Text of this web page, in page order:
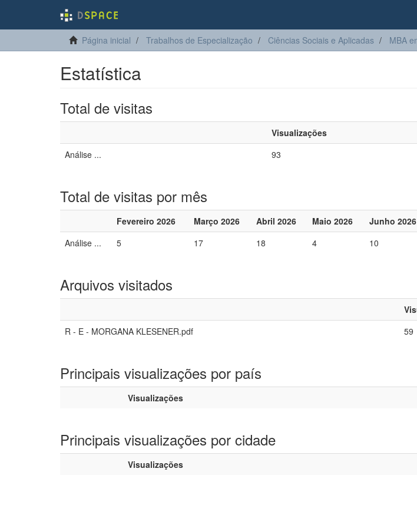
Página inicial Trabalhos de Especialização Ciências Sociais e Aplicadas MBA
Estatística
Total de visitas
Visualizações
Análise ...
93
Total de visitas por mês
Fevereiro 2026 Março 2026 Abril 2026 Maio 2026 Junho 2026
Análise ...
5 17 18 4 10
Arquivos visitados
R - E - MORGANA KLESENER.pdf
59
Principais visualizações por país
Visualizações
Principais visualizações por cidade
Visualizações